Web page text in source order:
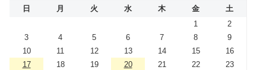
日 月 火 水 木 金
土
1
2
3
4 5 6 7 8
9
10
11 12 13 14 15
16
17
18 19 20 21 22
23